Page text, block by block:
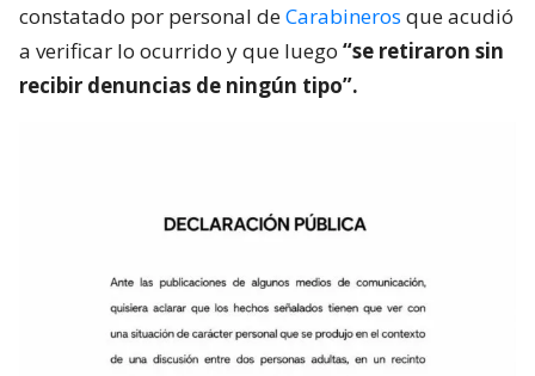
constatado por personal deCarabineros que acudió
a verificar lo ocurrido y que luego “se retiraron sin
recibir denuncias de ningún tipo”.